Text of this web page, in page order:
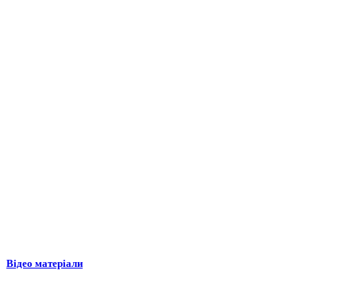
Відео матеріали